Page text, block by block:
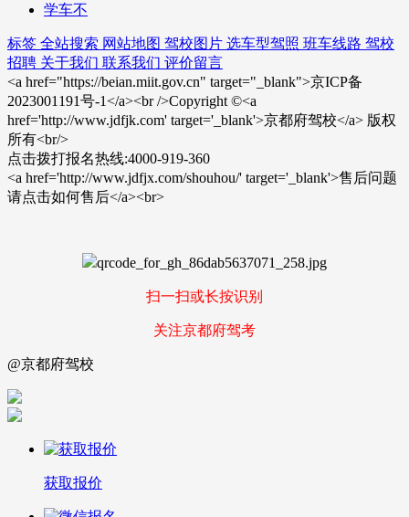
学车不
标签 全站搜索 网站地图 驾校图片 选车型驾照 班车线路 驾校
招聘 关于我们 联系我们 评价留言
<a href="https://beian.miit.gov.cn" target="_blank">京ICP备
2023001191号-1</a><br />Copyright ©<a
href='http://www.jdfjk.com' target='_blank'>京都府驾校</a> 版权
所有<br/>
点击拨打报名热线:4000-919-360
<a href='http://www.jdfjx.com/shouhou/' target='_blank'>售后问题
请点击如何售后</a><br>
扫一扫或长按识别
关注京都府驾考
@京都府驾校
获取报价